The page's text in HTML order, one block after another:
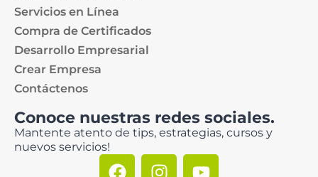
Servicios en Línea
Compra de Certificados
Desarrollo Empresarial
Crear Empresa
Contáctenos
Conoce nuestras redes sociales.
Mantente atento de tips, estrategias, cursos y
nuevos servicios!